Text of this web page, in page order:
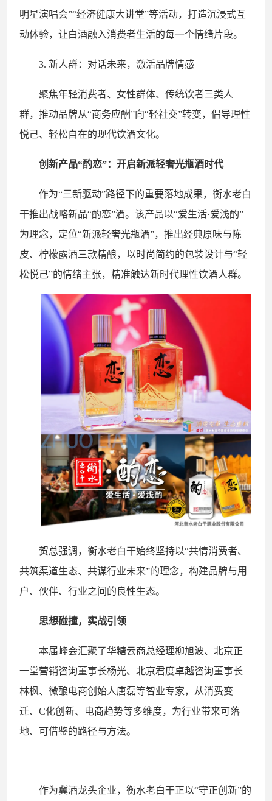
明星演唱会”“经济健康大讲堂”等活动，打造沉浸式互
动体验，让白酒融入消费者生活的每一个情绪片段。
3. 新人群：对话未来，激活品牌情感
聚焦年轻消费者、女性群体、传统饮者三类人
群，推动品牌从“商务应酬”向“轻社交”转变，倡导理性
悦己、轻松自在的现代饮酒文化。
创新产品“酌恋”：开启新派轻奢光瓶酒时代
作为“三新驱动”路径下的重要落地成果，衡水老白
干推出战略新品“酌恋”酒。该产品以“爱生活·爱浅酌”
为理念，定位“新派轻奢光瓶酒”，推出经典原味与陈
皮、柠檬露酒三款精酿，以时尚简约的包装设计与“轻
松悦己”的情绪主张，精准触达新时代理性饮酒人群。
贺总强调，衡水老白干始终坚持以“共情消费者、
共筑渠道生态、共谋行业未来”的理念，构建品牌与用
户、伙伴、行业之间的良性生态。
思想碰撞，实战引领
本届峰会汇聚了华糖云商总经理柳旭波、北京正
一堂营销咨询董事长杨光、北京君度卓越咨询董事长
林枫、微酿电商创始人唐磊等智业专家，从消费变
迁、C化创新、电商趋势等多维度，为行业带来可落
地、可借鉴的路径与方法。
作为冀酒龙头企业，衡水老白干正以“守正创新”的